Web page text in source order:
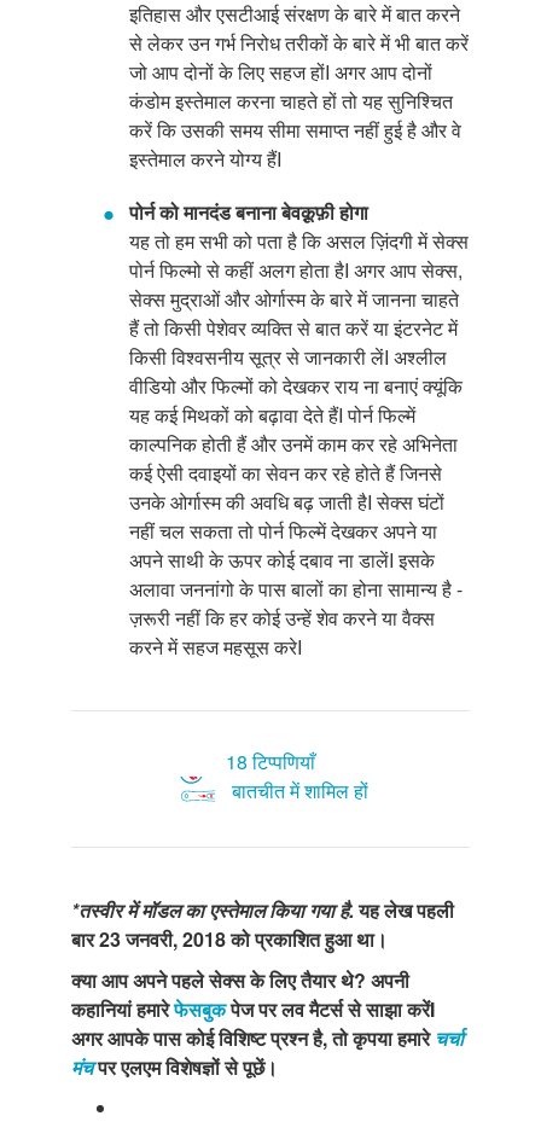
इतिहास और एसटीआई संरक्षण के बारे में बात करने
से लेकर उन गर्भ निरोध तरीकों के बारे में भी बात करें
जो आप दोनों के लिए सहज होंI अगर आप दोनों
कंडोम इस्तेमाल करना चाहते हों तो यह सुनिश्चित
करें कि उसकी समय सीमा समाप्त नहीं हुई है और वे
इस्तेमाल करने योग्य हैंI
पोर्न को मानदंड बनाना बेवक़ूफ़ी होगा
यह तो हम सभी को पता है कि असल ज़िंदगी में सेक्स
पोर्न फिल्मो से कहीं अलग होता हैI अगर आप सेक्स,
सेक्स मुद्राओं और ओर्गास्म के बारे में जानना चाहते
हैं तो किसी पेशेवर व्यक्ति से बात करें या इंटरनेट में
किसी विश्वसनीय सूत्र से जानकारी लेंI अश्लील
वीडियो और फिल्मों को देखकर राय ना बनाएं क्यूंकि
यह कई मिथकों को बढ़ावा देते हैंI पोर्न फिल्में
काल्पनिक होती हैं और उनमें काम कर रहे अभिनेता
कई ऐसी दवाइयों का सेवन कर रहे होते हैं जिनसे
उनके ओर्गास्म की अवधि बढ़ जाती हैI सेक्स घंटों
नहीं चल सकता तो पोर्न फिल्में देखकर अपने या
अपने साथी के ऊपर कोई दबाव ना डालेंI इसके
अलावा जननांगो के पास बालों का होना सामान्य है -
ज़रूरी नहीं कि हर कोई उन्हें शेव करने या वैक्स
करने में सहज महसूस करेI
18 टिप्पणियाँ
बातचीत में शामिल हों
*तस्वीर में मॉडल का एस्तेमाल किया गया है.यह लेख पहली
बार 23 जनवरी, 2018 को प्रकाशित हुआ था।
क्या आप अपने पहले सेक्स के लिए तैयार थे? अपनी
कहानियां हमारेफेसबुकपेज पर लव मैटर्स से साझा करेंI
अगर आपके पास कोई विशिष्ट प्रश्न है, तो कृपया हमारे चर्चा
मंचपर एलएम विशेषज्ञों से पूछें।